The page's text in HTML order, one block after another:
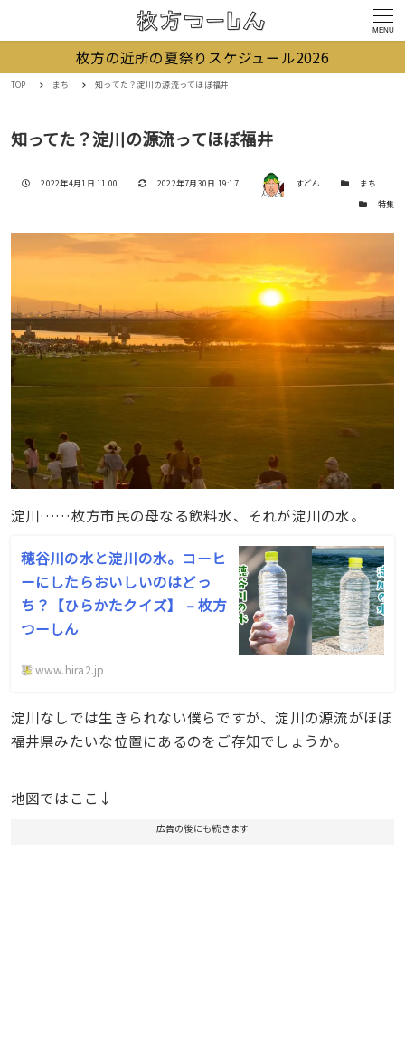
MENU
枚方の近所の夏祭りスケジュール2026
TOP まち 知ってた？淀川の源流ってほぼ福井
知ってた？淀川の源流ってほぼ福井
投稿日
2022年4月1日 11:00 更新日
2022年7月30日 19:17 著者 すどん カテゴリー
まち
カテゴリー
特集
淀川……枚方市民の母なる飲料水、それが淀川の水。
穂谷川の水と淀川の水。コーヒ
ーにしたらおいしいのはどっ
ち？【ひらかたクイズ】 – 枚方
つーしん
www.hira2.jp
淀川なしでは生きられない僕らですが、淀川の源流がほぼ
福井県みたいな位置にあるのをご存知でしょうか。
地図ではここ↓
広告の後にも続きます